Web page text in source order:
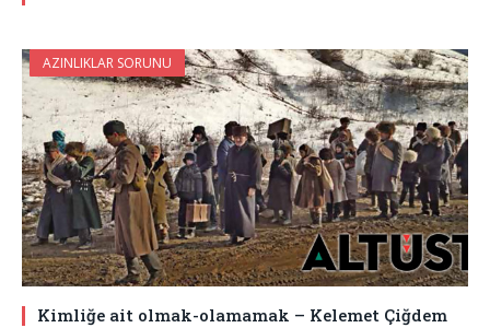
AZINLIKLAR SORUNU
Kimliğe ait olmak-olamamak – Kelemet Çiğdem